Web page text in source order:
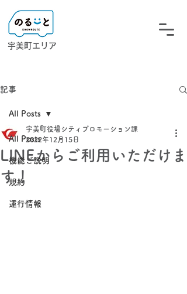
宇美町エリア
記事
All Posts
機能ご説明
規約
運行情報
All Posts
LINEからご利用いただけま
す！
宇美町役場シティプロモーション課
2022年12月15日